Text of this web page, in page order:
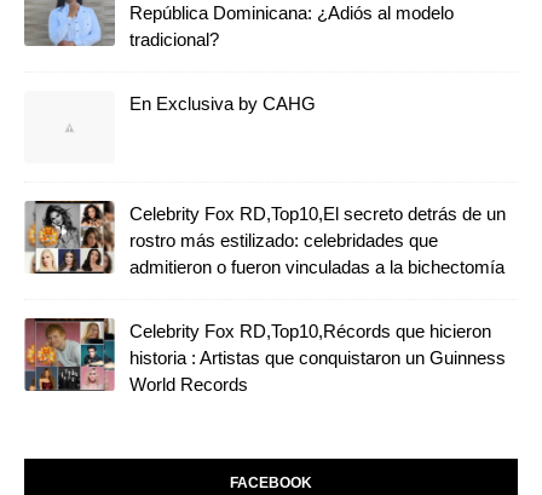
República Dominicana: ¿Adiós al modelo
tradicional?
En Exclusiva by CAHG
Celebrity Fox RD,Top10,El secreto detrás de un
rostro más estilizado: celebridades que
admitieron o fueron vinculadas a la bichectomía
Celebrity Fox RD,Top10,Récords que hicieron
historia : Artistas que conquistaron un Guinness
World Records
FACEBOOK